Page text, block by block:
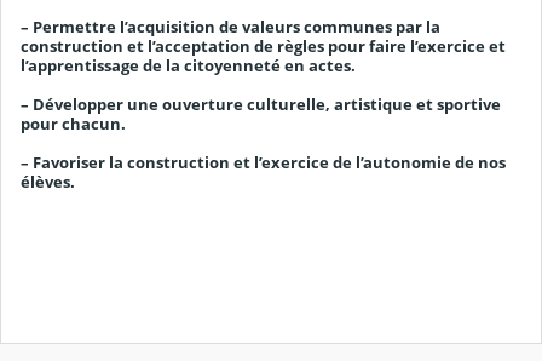
– Permettre l’acquisition de valeurs communes par la
construction et l’acceptation de règles pour faire l’exercice et
l’apprentissage de la citoyenneté en actes.
– Développer une ouverture culturelle, artistique et sportive
pour chacun.
– Favoriser la construction et l’exercice de l’autonomie de nos
élèves.